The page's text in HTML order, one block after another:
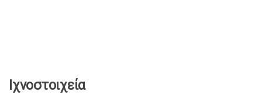
Ιχνοστοιχεία